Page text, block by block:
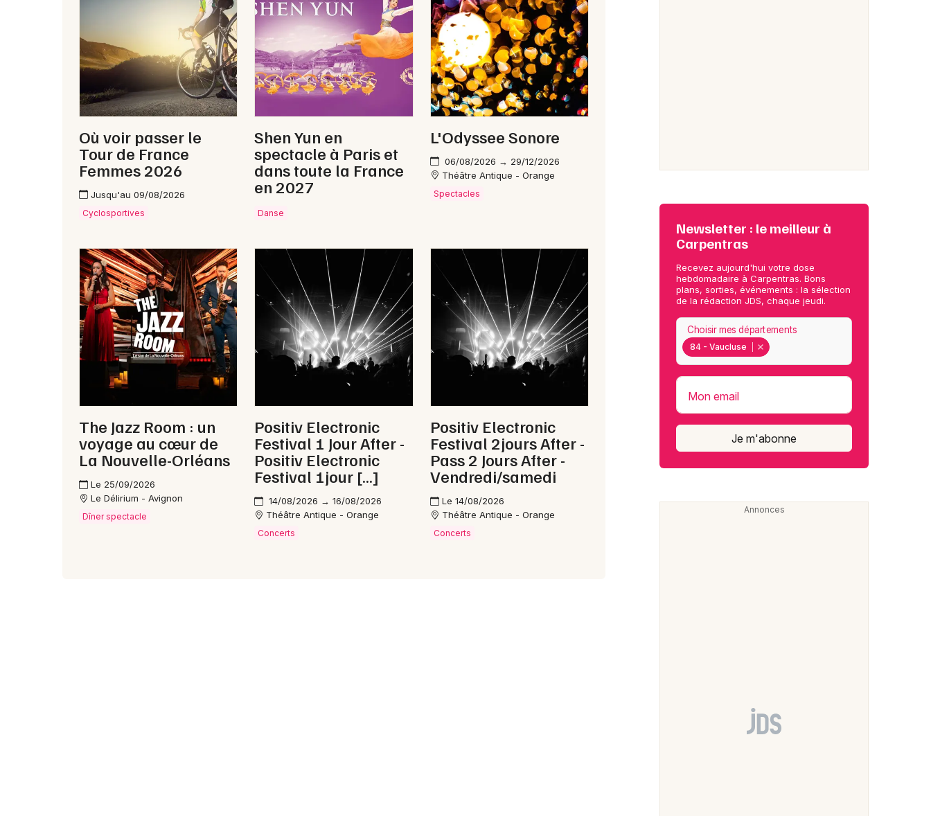
Newsletter des sorties
Artistes en tournée
Magazine à Carpentras
84 - Vaucluse
Choisir mes départements
Je m'abonne
Où voir passer le
Tour de France
Femmes 2026
Jusqu'au 09/08/2026
Cyclosportives
Shen Yun en
spectacle à Paris et
dans toute la France
en 2027
Danse
L'Odyssee Sonore
06/08/2026 → 29/12/2026
Théâtre Antique - Orange
Spectacles
The Jazz Room : un
voyage au cœur de
La Nouvelle-Orléans
Le 25/09/2026
Le Délirium - Avignon
Dîner spectacle
Positiv Electronic
Festival 1 Jour After -
Positiv Electronic
Festival 1jour […]
14/08/2026 → 16/08/2026
Théâtre Antique - Orange
Concerts
Positiv Electronic
Festival 2jours After -
Pass 2 Jours After -
Vendredi/samedi
Le 14/08/2026
Théâtre Antique - Orange
Concerts
Newsletter : le meilleur à
Carpentras
Recevez aujourd'hui votre dose
hebdomadaire à Carpentras. Bons
plans, sorties, événements : la sélection
de la rédaction JDS, chaque jeudi.
84 - Vaucluse
Choisir mes départements
Mon email
Je m'abonne